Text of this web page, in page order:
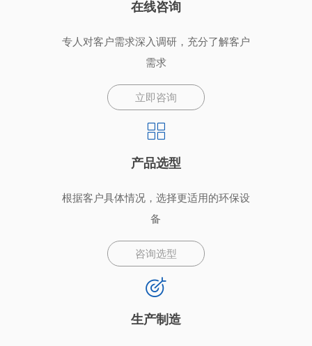
在线咨询
专人对客户需求深入调研，充分了解客户
需求
立即咨询
产品选型
根据客户具体情况，选择更适用的环保设
备
咨询选型
生产制造